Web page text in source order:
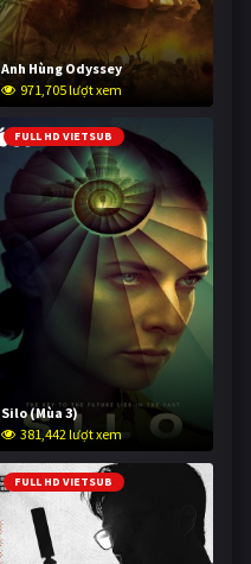
Anh Hùng Odyssey
971,705 lượt xem
FULL HD VIETSUB
Silo (Mùa 3)
381,442 lượt xem
FULL HD VIETSUB